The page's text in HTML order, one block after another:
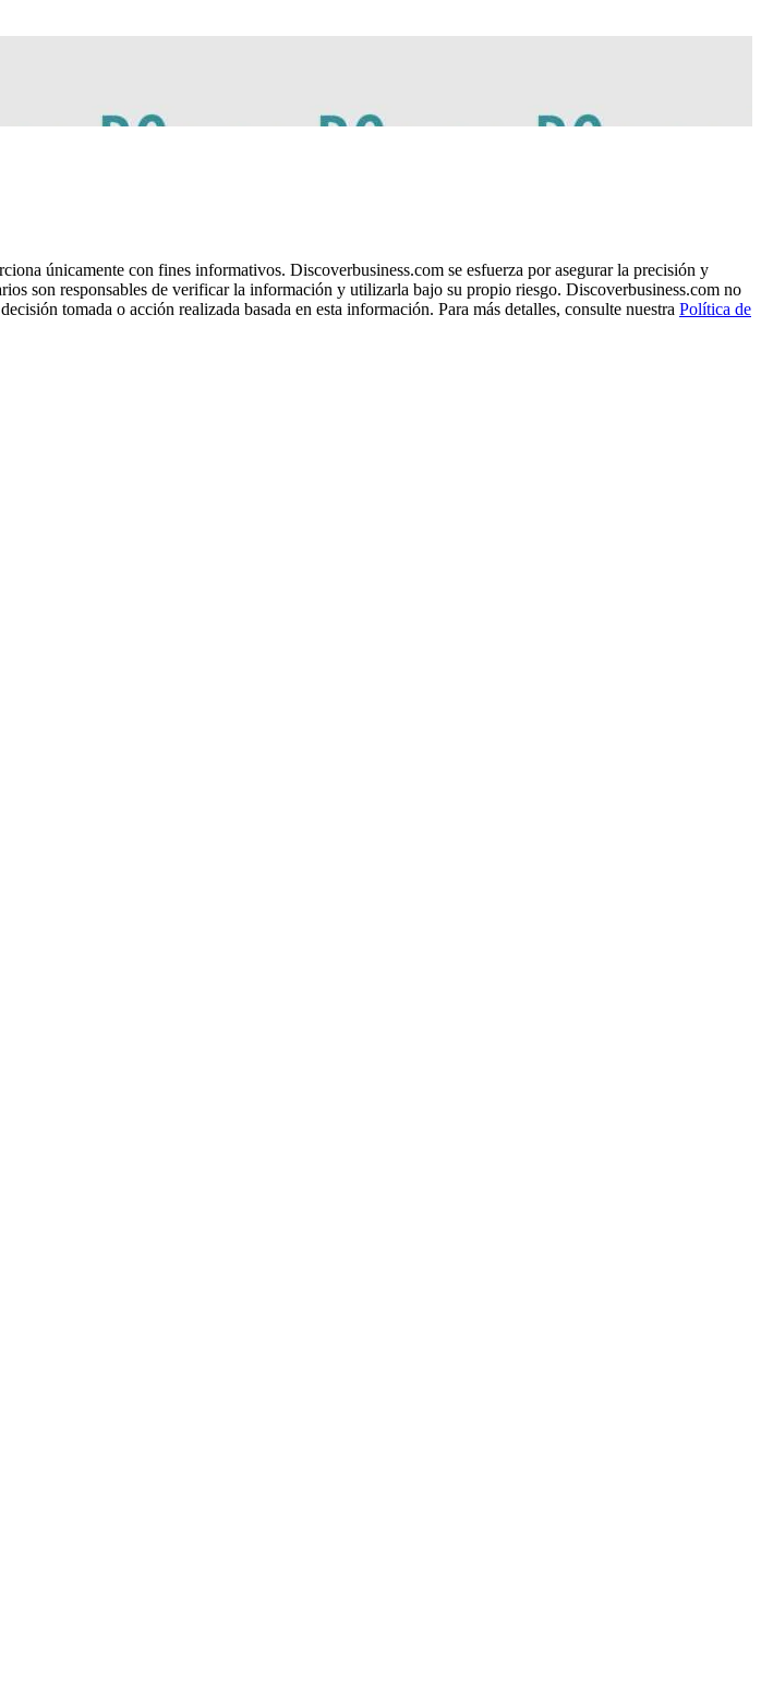
únicamente con fines informativos. Discoverbusiness.com se esfuerza por asegurar la precisión y
son responsables de verificar la información y utilizarla bajo su propio riesgo. Discoverbusiness.com no
tomada o acción realizada basada en esta información. Para más detalles, consulte nuestra Política de